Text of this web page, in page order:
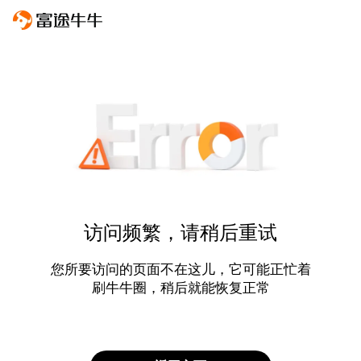
访问频繁，请稍后重试
您所要访问的页面不在这儿，它可能正忙着
刷牛牛圈，稍后就能恢复正常